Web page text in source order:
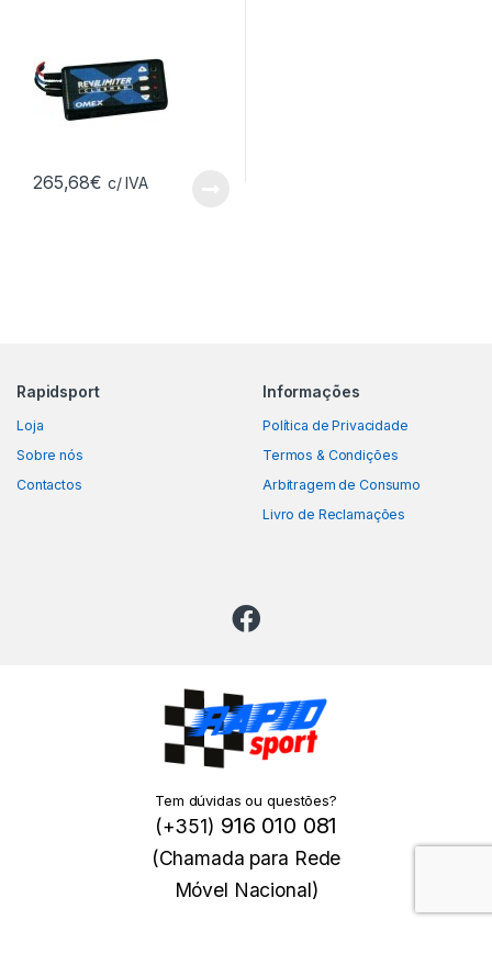
265,68€ c/ IVA
Rapidsport
Loja
Sobre nós
Contactos
Informações
Política de Privacidade
Termos & Condições
Arbitragem de Consumo
Livro de Reclamações
Tem dúvidas ou questões?
(+351) 916 010 081
(Chamada para Rede
Móvel Nacional)